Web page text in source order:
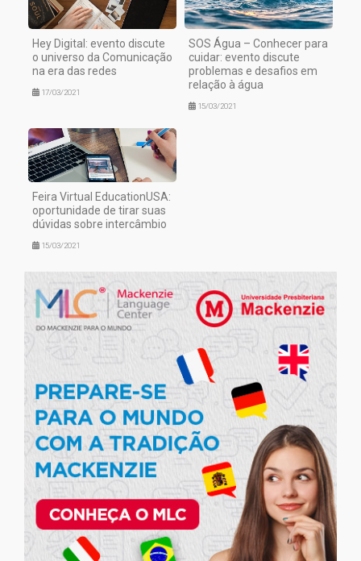
Hey Digital: evento discute
o universo da Comunicação
na era das redes
17/03/2021
SOS Água – Conhecer para
cuidar: evento discute
problemas e desafios em
relação à água
15/03/2021
Feira Virtual EducationUSA:
oportunidade de tirar suas
dúvidas sobre intercâmbio
15/03/2021